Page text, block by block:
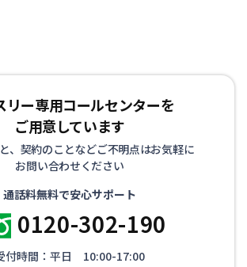
リー専用コールセンターを
ご用意しています
、契約のことなどご不明点はお気軽に
お問い合わせください
通話料無料で安心サポート
0120-302-190
付時間：平日 10:00-17:00